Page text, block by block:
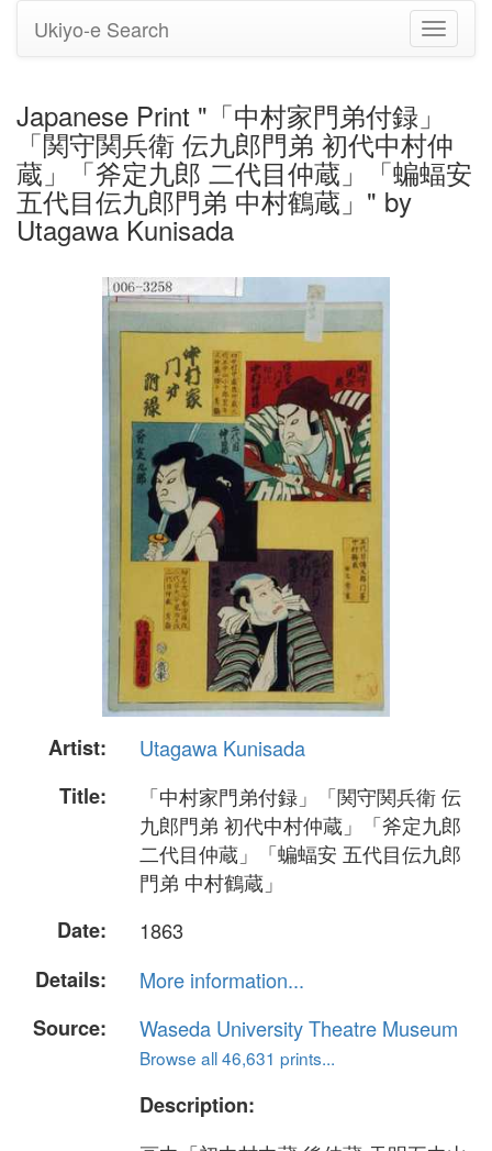
Toggle
Ukiyo-e Search
Japanese Print "「中村家門弟付録」
「関守関兵衛 伝九郎門弟 初代中村仲
蔵」「斧定九郎 二代目仲蔵」「蝙蝠安
五代目伝九郎門弟 中村鶴蔵」" by
Utagawa Kunisada
Artist:
Utagawa Kunisada
Title:
「中村家門弟付録」「関守関兵衛 伝
九郎門弟 初代中村仲蔵」「斧定九郎
二代目仲蔵」「蝙蝠安 五代目伝九郎
門弟 中村鶴蔵」
Date:
1863
Details:
More information...
Source:
Waseda University Theatre Museum
Browse all 46,631 prints...
Description: